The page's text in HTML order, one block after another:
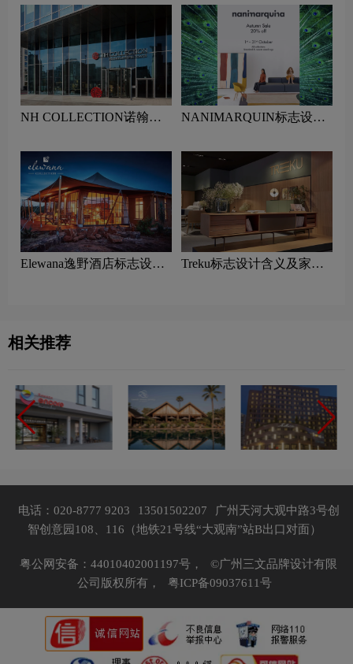
NH COLLECTION诺翰精
品牌设计理念
NANIMARQUIN标志设计
Elewana逸野酒店标志设计
Treku标志设计含义及家具
相关推荐
电话：020-8777 9203 13501502207
广州天河大观中路3号创
智创意园108、116（地铁21号线“大观南”站B出口对面）
粤公网安备：44010402001197号，
©广州三文品牌设计有限
公司版权所有，
粤ICP备09037611号